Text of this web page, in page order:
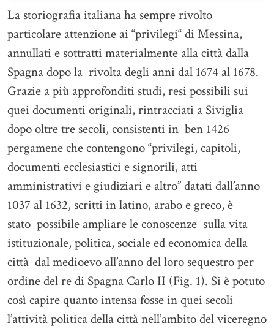
La storiografia italiana ha sempre rivolto
particolare attenzione ai “privilegi“ di Messina,
annullati e sottratti materialmente alla città dalla
Spagna dopo la rivolta degli anni dal 1674 al 1678.
Grazie a più approfonditi studi, resi possibili sui
quei documenti originali, rintracciati a Siviglia
dopo oltre tre secoli, consistenti in ben 1426
pergamene che contengono “privilegi, capitoli,
documenti ecclesiastici e signorili, atti
amministrativi e giudiziari e altro” datati dall’anno
1037 al 1632, scritti in latino, arabo e greco, è
stato possibile ampliare le conoscenze sulla vita
istituzionale, politica, sociale ed economica della
città dal medioevo all’anno del loro sequestro per
ordine del re di Spagna Carlo II (Fig. 1). Si è potuto
così capire quanto intensa fosse in quei secoli
l’attività politica della città nell’ambito del viceregno